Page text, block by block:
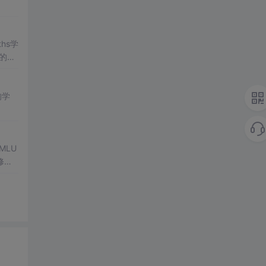
学
价
复